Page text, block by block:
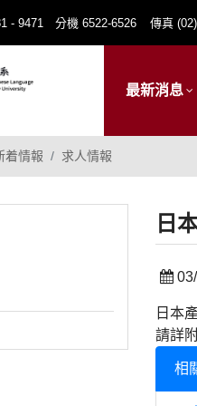
- 9471 分機 6522-6526 傳真
最新消息
着情報 求人情報
日
日本
請詳
相